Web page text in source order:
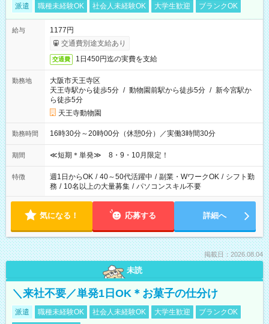
派遣 職種未経験OK 社会人未経験OK 大学生歓迎 ブランクOK
給与
1177円
交通費別途支給あり
交通費 1日450円迄の実費を支給
勤務地
大阪市天王寺区
天王寺駅から徒歩5分 / 動物園前駅から徒歩5分 / 新今宮駅か
ら徒歩5分
天王寺動物園
勤務時間 16時30分～20時00分（休憩0分）／実働3時間30分
期間 ≪短期＊単発≫ 8・9・10月限定！
特徴 週1日からOK / 40～50代活躍中 / 副業・WワークOK / シフト勤
務 / 10名以上の大量募集 / パソコンスキル不要
気になる！ 応募する 詳細へ
掲載日：2026.08.04
未読
＼来社不要／単発1日OK＊お菓子の仕分け
派遣 職種未経験OK 社会人未経験OK 大学生歓迎
ブランクOK